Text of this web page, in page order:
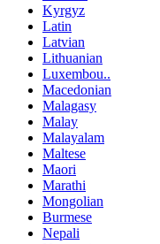
Kyrgyz
Latin
Latvian
Lithuanian
Luxembou..
Macedonian
Malagasy
Malay
Malayalam
Maltese
Maori
Marathi
Mongolian
Burmese
Nepali